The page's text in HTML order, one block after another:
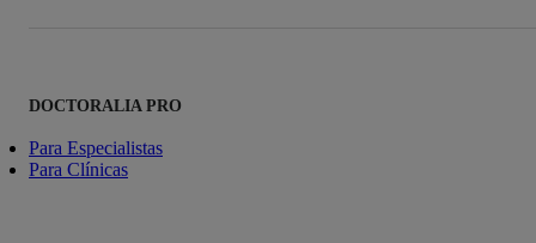
DOCTORALIA PRO
Para Especialistas
Para Clínicas